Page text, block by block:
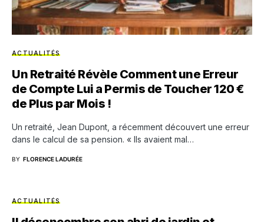
ACTUALITÉS
Un Retraité Révèle Comment une Erreur
de Compte Lui a Permis de Toucher 120 €
de Plus par Mois !
Un retraité, Jean Dupont, a récemment découvert une erreur
dans le calcul de sa pension. « Ils avaient mal…
BY FLORENCE LADURÉE
ACTUALITÉS